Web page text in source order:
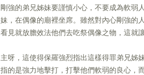
剛強的弟兄姊妹要謹慎小心，不要成為軟弱
妹，在偶像的廟裡坐席。雖然對內心剛強的
看見就放膽效法他們去吃祭偶像之物，這就
主呀，這使得保羅強烈指出這樣得罪弟兄姊
指的是強力地擊打，打擊他們軟弱的良心，